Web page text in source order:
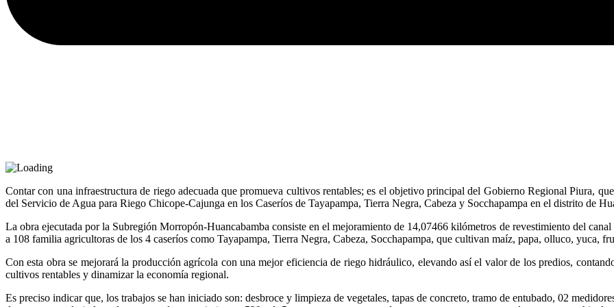
Contar con una infraestructura de riego adecuada que promueva cultivos rentables; es el objetivo principal del Gobierno Regional Piura,
del Servicio de Agua para Riego Chicope-Cajunga en los Caseríos de Tayapampa, Tierra Negra, Cabeza y Socchapampa en el distrito de
La obra ejecutada por la Subregión Morropón-Huancabamba consiste en el mejoramiento de 14,07466 kilómetros de revestimiento del
a 108 familia agricultoras de los 4 caseríos como Tayapampa, Tierra Negra, Cabeza, Socchapampa, que cultivan maíz, papa, olluco, yuca,
Con esta obra se mejorará la producción agrícola con una mejor eficiencia de riego hidráulico, elevando así el valor de los predios,
cultivos rentables y dinamizar la economía regional.
Es preciso indicar que, los trabajos se han iniciado son: desbroce y limpieza de vegetales, tapas de concreto, tramo de entubado, 02